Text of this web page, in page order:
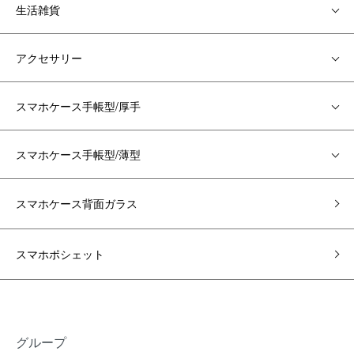
生活雑貨
アクセサリー
スマホケース手帳型/厚手
スマホケース手帳型/薄型
スマホケース背面ガラス
スマホポシェット
グループ